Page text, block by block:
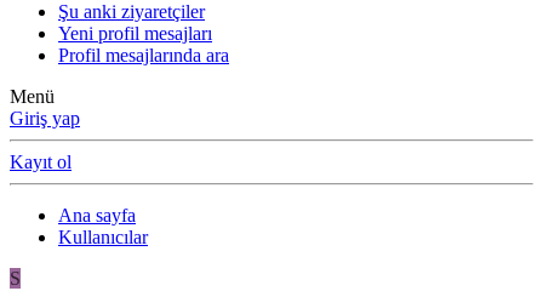
Şu anki ziyaretçiler
Yeni profil mesajları
Profil mesajlarında ara
Menü
Giriş yap
Kayıt ol
Ana sayfa
Kullanıcılar
S